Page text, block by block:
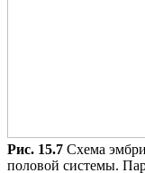
Рис. 15.7 Схема
половой системы.